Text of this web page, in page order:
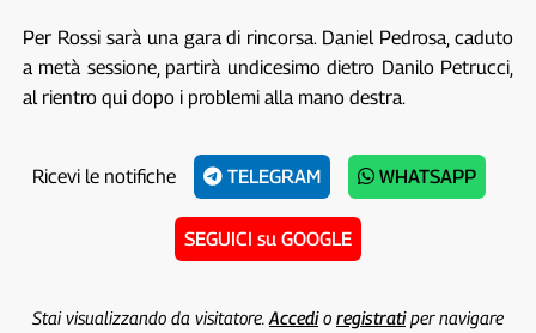
Per Rossi sarà una gara di rincorsa. Daniel Pedrosa, caduto
a metà sessione, partirà undicesimo dietro Danilo Petrucci,
al rientro qui dopo i problemi alla mano destra.
Ricevi le notifiche TELEGRAM WHATSAPP
SEGUICI su GOOGLE
Stai visualizzando da visitatore. Accedio registratiper navigare